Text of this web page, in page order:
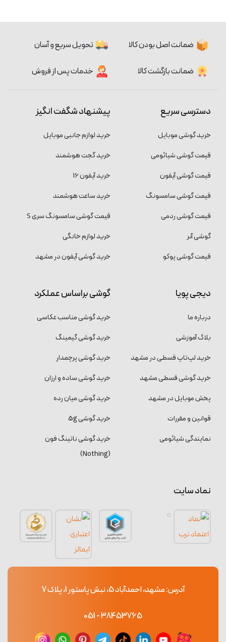
ضمانت اصل بودن کالا تحویل سریع و آسان
ضمانت بازگشت کالا خدمات پس از فروش
دسترسی سریع
خرید گوشی موبایل
قیمت گوشی شیائومی
قیمت گوشی آیفون
قیمت گوشی سامسونگ
قیمت گوشی ردمی
گوشی آنر
قیمت گوشی پوکو
پیشنهاد شگفت انگیز
خرید لوازم جانبی موبایل
خرید گجت هوشمند
خرید آیفون 16
خرید ساعت هوشمند
قیمت گوشی سامسونگ سری S
خرید لوازم خانگی
خرید گوشی آیفون در مشهد
دیجی پویا
درباره ما
بلاگ آموزشی
خرید لپ‌تاپ قسطی در مشهد
خرید گوشی قسطی مشهد
پخش موبایل در مشهد
قوانین و مقررات
نمایندگی شیائومی
گوشی براساس عملکرد
خرید گوشی مناسب عکاسی
خرید گوشی گیمینگ
خرید گوشی پرچمدار
خرید گوشی ساده و ارزان
خرید گوشی میان رده
خرید گوشی 5g
خرید گوشی ناتینگ فون
(Nothing)
نماد سایت
آدرس: مشهد، احمدآباد 5، نبش پاستور 1، پلاک 7
38453765 - 051